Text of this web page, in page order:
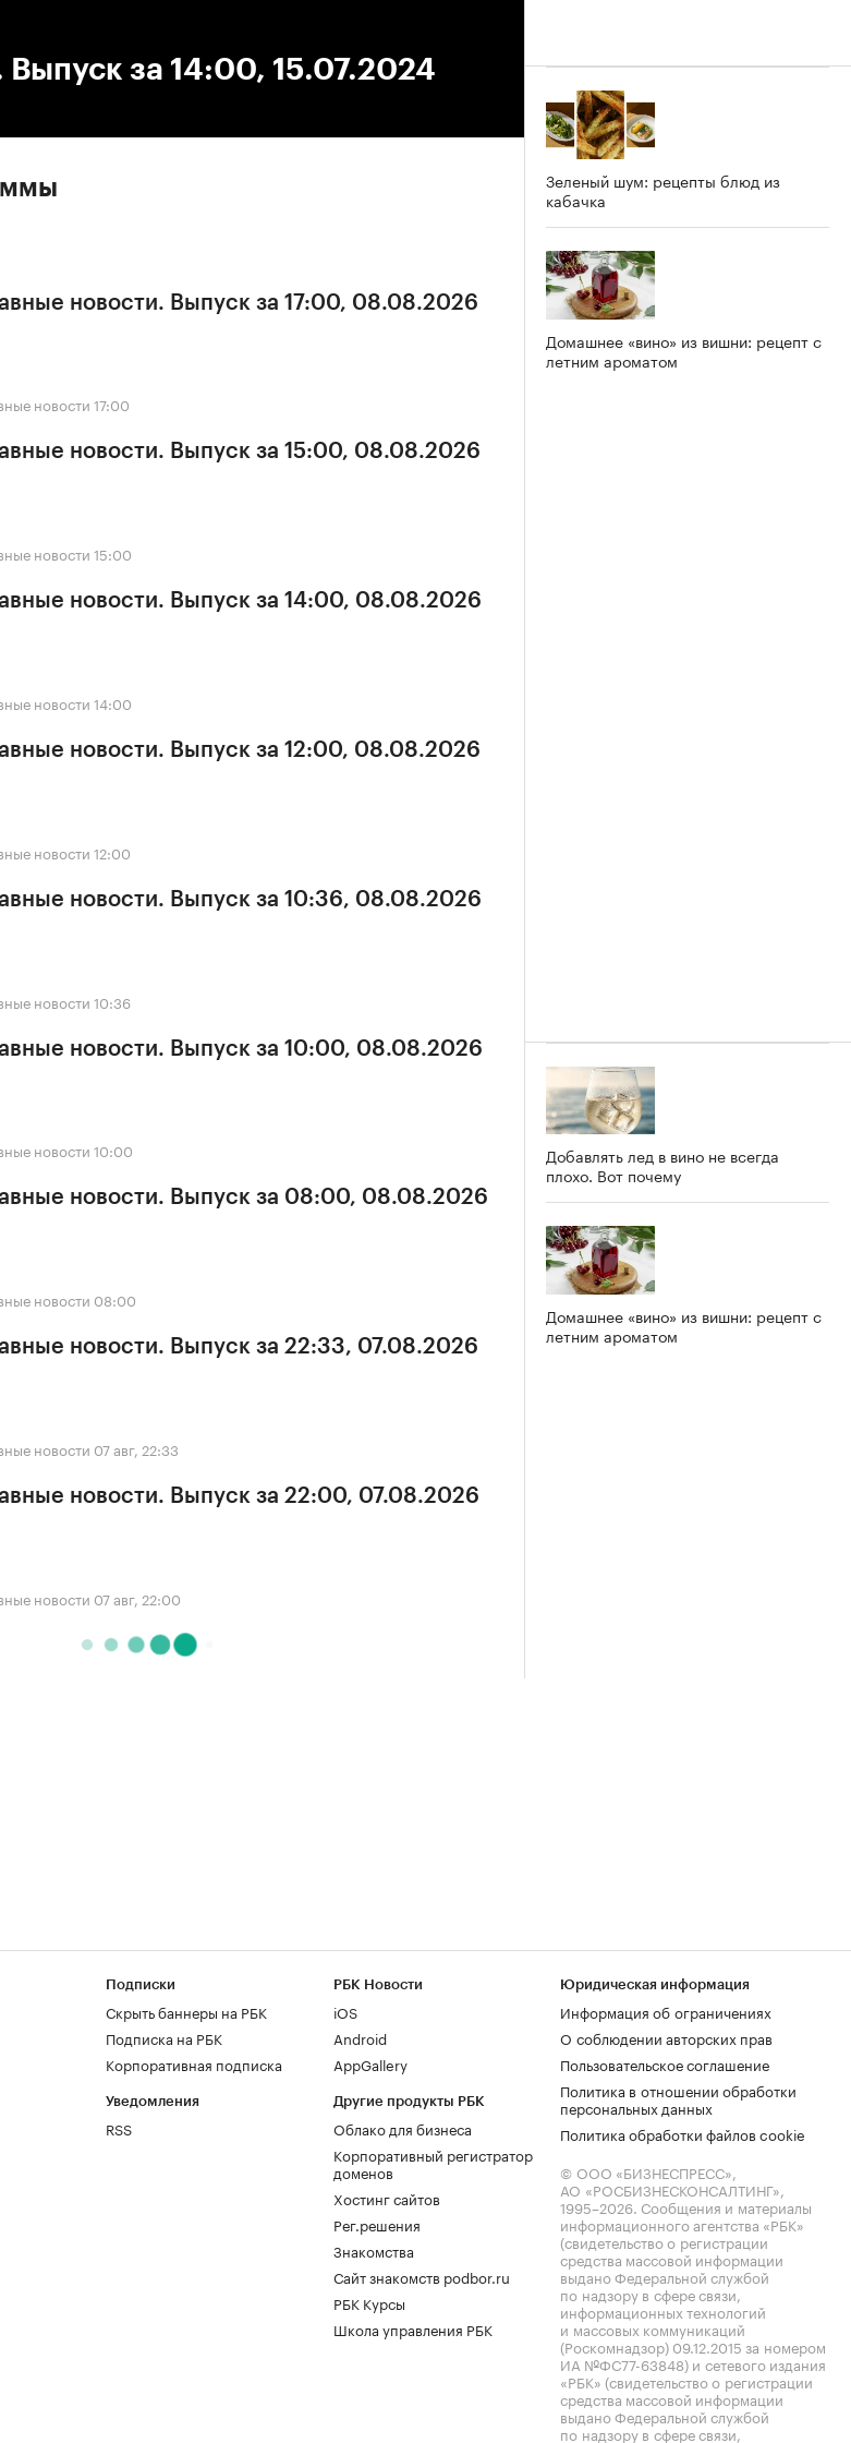
Выпуск за 14:00, 15.07.2024
новости. Выпуск за 17:00, 08.08.2026
новости 17:00
новости. Выпуск за 15:00, 08.08.2026
новости 15:00
новости. Выпуск за 14:00, 08.08.2026
новости 14:00
новости. Выпуск за 12:00, 08.08.2026
новости 12:00
новости. Выпуск за 10:36, 08.08.2026
новости 10:36
новости. Выпуск за 10:00, 08.08.2026
новости 10:00
новости. Выпуск за 08:00, 08.08.2026
новости 08:00
новости. Выпуск за 22:33, 07.08.2026
новости 07 авг, 22:33
новости. Выпуск за 22:00, 07.08.2026
новости 07 авг, 22:00
Зеленый шум: рецепты блюд из
кабачка
Домашнее «вино» из вишни: рецепт с
летним ароматом
Добавлять лед в вино не всегда
плохо. Вот почему
Домашнее «вино» из вишни: рецепт с
летним ароматом
Подписки
Скрыть баннеры на РБК
Подписка на РБК
Корпоративная подписка
Уведомления
RSS
РБК Новости
iOS
Android
AppGallery
Другие продукты РБК
Облако для бизнеса
Корпоративный регистратор
доменов
Хостинг сайтов
Рег.решения
Знакомства
Сайт знакомств podbor.ru
РБК Курсы
Школа управления РБК
Юридическая информация
Информация об ограничениях
О соблюдении авторских прав
Пользовательское соглашение
Политика в отношении обработки
персональных данных
Политика обработки файлов cookie
© ООО «БИЗНЕСПРЕСС»,
АО «РОСБИЗНЕСКОНСАЛТИНГ»,
1995–2026. Сообщения и материалы
информационного агентства «РБК»
(свидетельство о регистрации
средства массовой информации
выдано Федеральной службой
по надзору в сфере связи,
информационных технологий
и массовых коммуникаций
(Роскомнадзор) 09.12.2015 за номером
ИА №ФС77-63848) и сетевого издания
«РБК» (свидетельство о регистрации
средства массовой информации
выдано Федеральной службой
по надзору в сфере связи,